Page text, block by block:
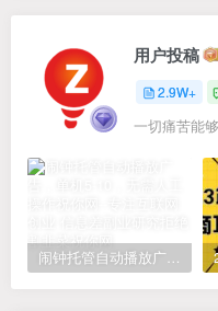
用户投稿
2.9W+
一切痛苦能
闹钟托管自动播放广告，单机5-10，无需人工操作